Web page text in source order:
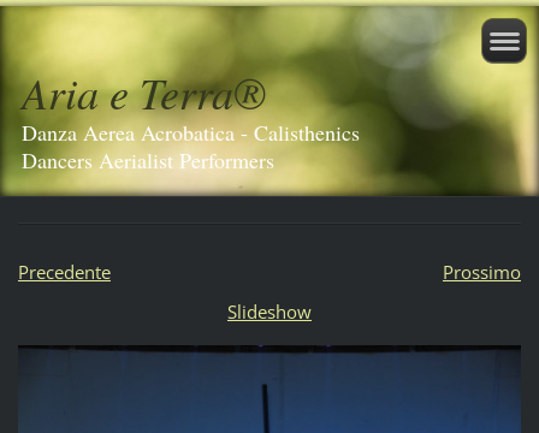
Aria e Terra®️
Danza Aerea Acrobatica - Calisthenics
Dancers Aerialist Performers
Precedente
Prossimo
Slideshow